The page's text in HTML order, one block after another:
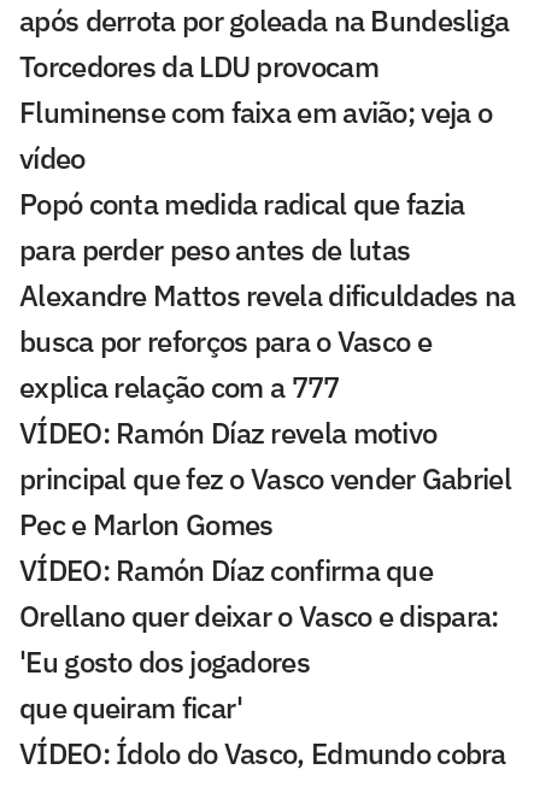
após derrota por goleada na Bundesliga
Torcedores da LDU provocam
Fluminense com faixa em avião; veja o
vídeo
Popó conta medida radical que fazia
para perder peso antes de lutas
Alexandre Mattos revela dificuldades na
busca por reforços para o Vasco e
explica relação com a 777
VÍDEO: Ramón Díaz revela motivo
principal que fez o Vasco vender Gabriel
Pec e Marlon Gomes
VÍDEO: Ramón Díaz confirma que
Orellano quer deixar o Vasco e dispara:
'Eu gosto dos jogadores
que queiram ficar'
VÍDEO: Ídolo do Vasco, Edmundo cobra